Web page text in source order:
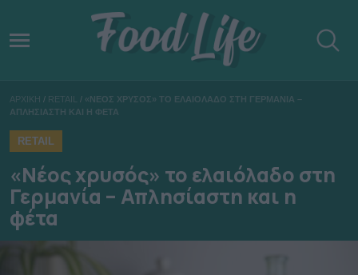
ΑΡΧΙΚΗ / RETAIL / «ΝΕΟΣ ΧΡΥΣΟΣ» ΤΟ ΕΛΑΙΟΛΑΔΟ ΣΤΗ ΓΕΡΜΑΝΙΑ –
ΑΠΛΗΣΙΑΣΤΗ ΚΑΙ Η ΦΕΤΑ
RETAIL
«Νέος χρυσός» το ελαιόλαδο στη
Γερμανία – Απλησίαστη και η
φέτα